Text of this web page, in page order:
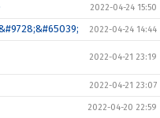
2022-04-24 15:50
2022-04-24 14:44
2022-04-21 23:19
2022-04-21 23:07
2022-04-20 22:59